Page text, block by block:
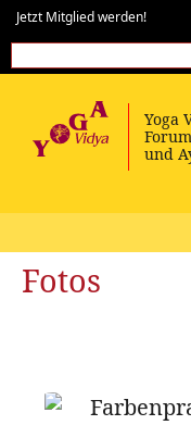
Jetzt Mitglied werden!
Fotos